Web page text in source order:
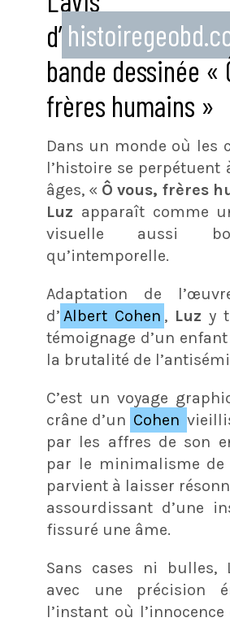
d’
bande dessinée «
frères humains »
Dans un monde où les
l’histoire se perpétuent
âges, « Ô vous, frères
Luz apparaît comme
visuelle aussi
qu’intemporelle.
Adaptation de
d’ Albert Cohen , Luzy
témoignage d’un
la brutalité de
C’est un voyage
crâne d’un Cohen
par les affres de son
par le minimalisme de
parvient à laisser
assourdissant d’une
fissuré une âme.
Sans cases ni bulles,
avec une précision
l’instant où